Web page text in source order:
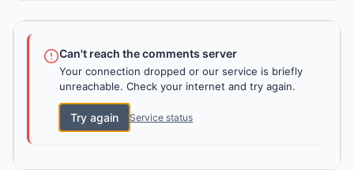
Can't reach the comments server
Your connection dropped or our service is briefly
unreachable. Check your internet and try again.
Try again Service status